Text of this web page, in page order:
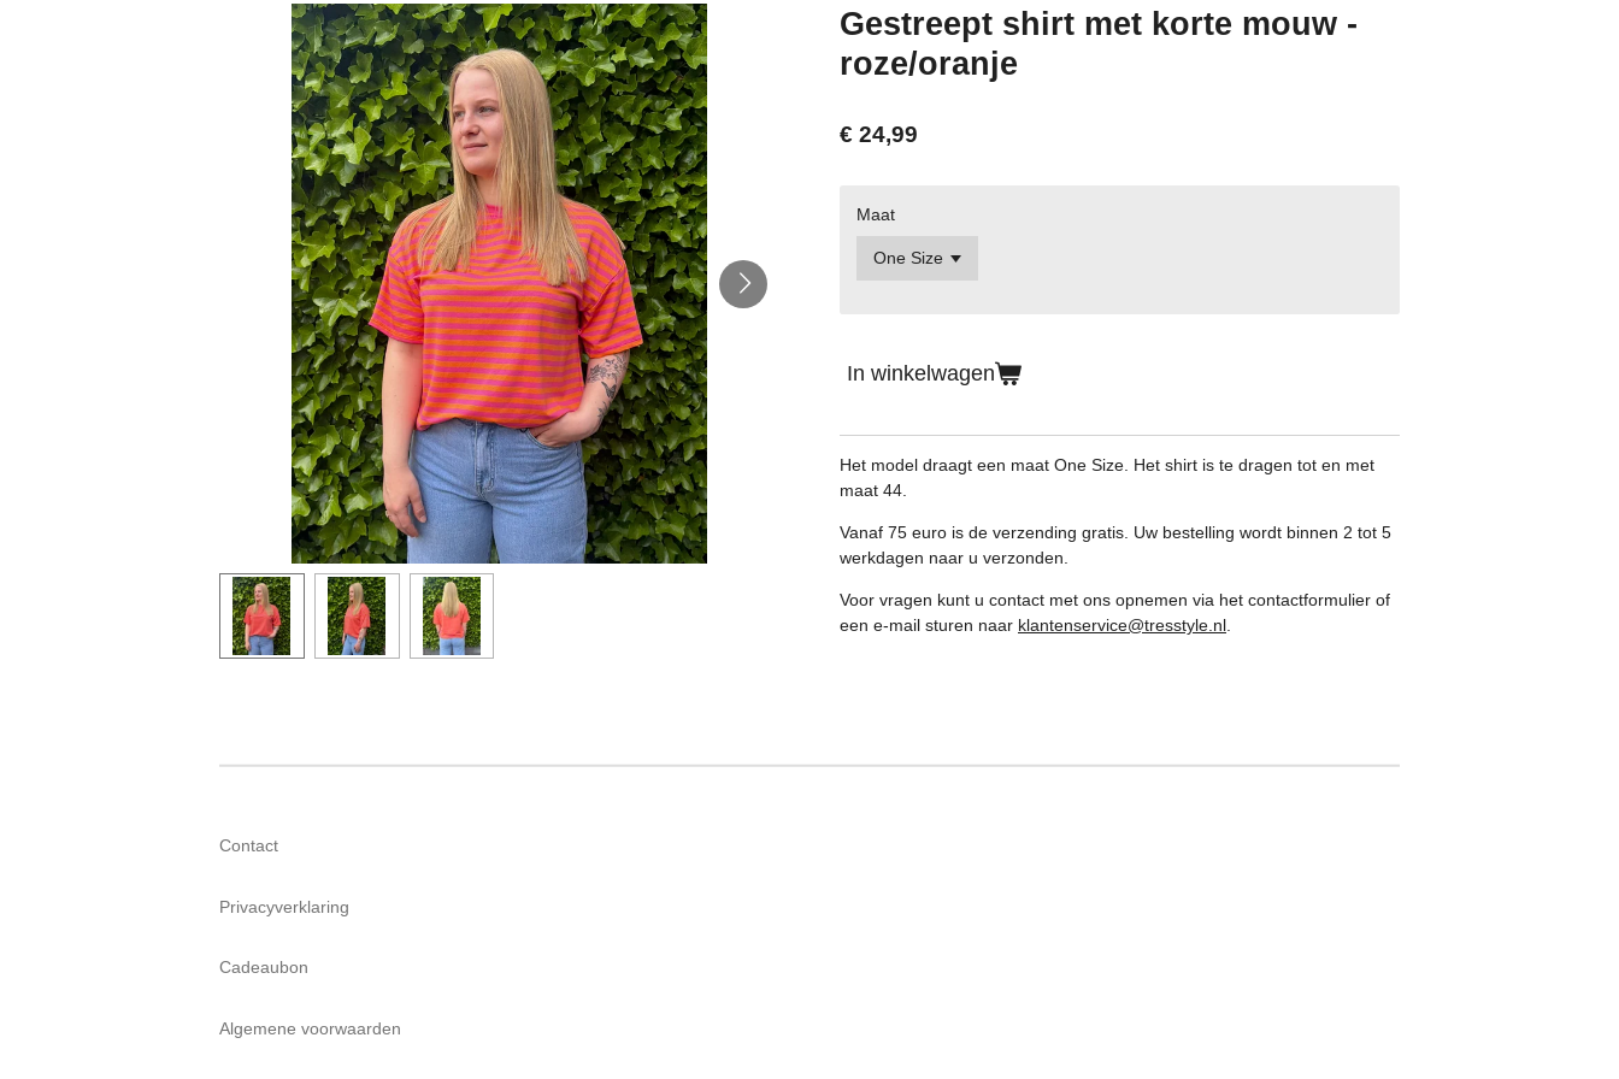
Gestreept shirt met korte mouw -
roze/oranje
€ 24,99
Maat
In winkelwagen
Het model draagt een maat One Size. Het shirt is te dragen tot en met
maat 44.
Vanaf 75 euro is de verzending gratis. Uw bestelling wordt binnen 2 tot 5
werkdagen naar u verzonden.
Voor vragen kunt u contact met ons opnemen via het contactformulier of
een e-mail sturen naar klantenservice@tresstyle.nl
Contact
Privacyverklaring
Cadeaubon
Algemene voorwaarden